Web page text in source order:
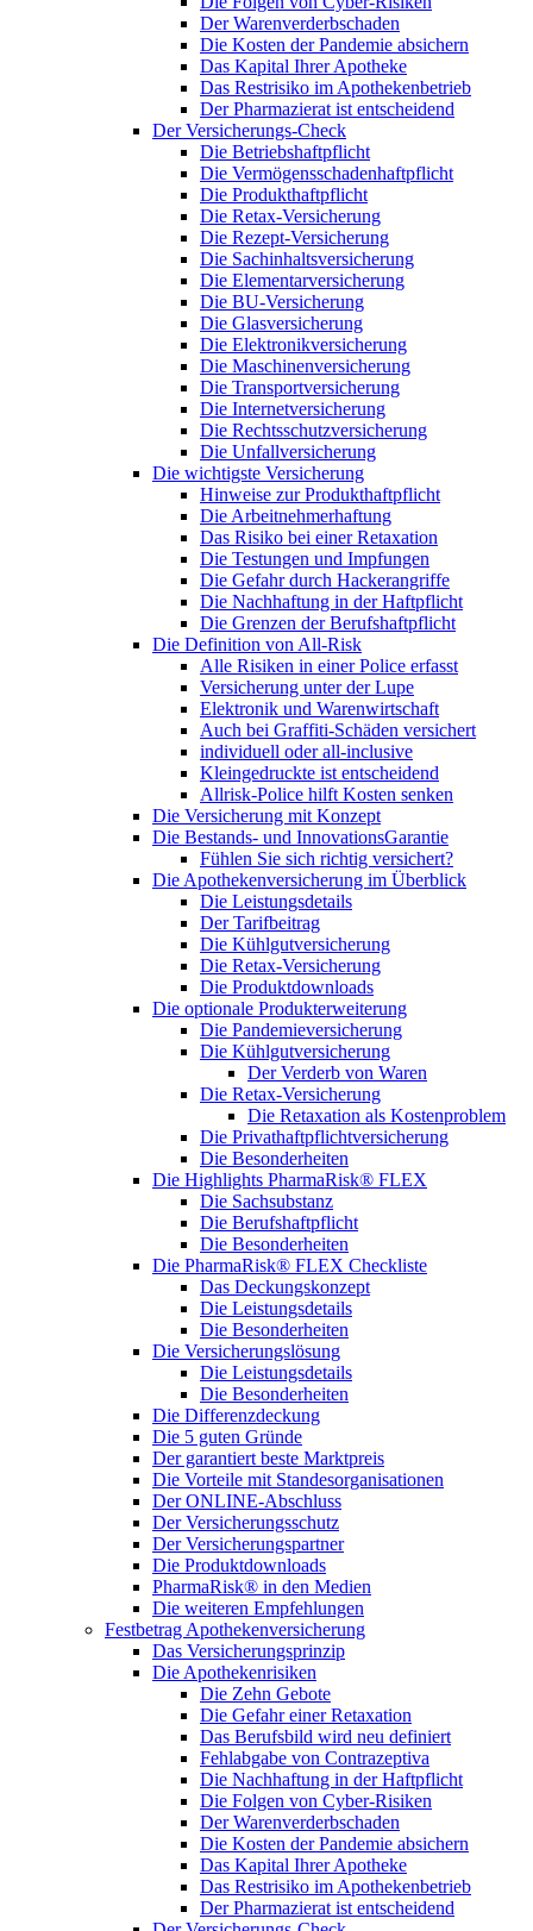
Der Warenverderbschaden
Die Kosten der Pandemie absichern
Das Kapital Ihrer Apotheke
Das Restrisiko im Apothekenbetrieb
Der Pharmazierat ist entscheidend
Der Versicherungs-Check
Die Betriebshaftpflicht
Die Vermögensschadenhaftpflicht
Die Produkthaftpflicht
Die Retax-Versicherung
Die Rezept-Versicherung
Die Sachinhaltsversicherung
Die Elementarversicherung
Die BU-Versicherung
Die Glasversicherung
Die Elektronikversicherung
Die Maschinenversicherung
Die Transportversicherung
Die Internetversicherung
Die Rechtsschutzversicherung
Die Unfallversicherung
Die wichtigste Versicherung
Hinweise zur Produkthaftpflicht
Die Arbeitnehmerhaftung
Das Risiko bei einer Retaxation
Die Testungen und Impfungen
Die Gefahr durch Hackerangriffe
Die Nachhaftung in der Haftpflicht
Die Grenzen der Berufshaftpflicht
Die Definition von All-Risk
Alle Risiken in einer Police erfasst
Versicherung unter der Lupe
Elektronik und Warenwirtschaft
Auch bei Graffiti-Schäden versichert
individuell oder all-inclusive
Kleingedruckte ist entscheidend
Allrisk-Police hilft Kosten senken
Die Versicherung mit Konzept
Die Bestands- und InnovationsGarantie
Fühlen Sie sich richtig versichert?
Die Apothekenversicherung im Überblick
Die Leistungsdetails
Der Tarifbeitrag
Die Kühlgutversicherung
Die Retax-Versicherung
Die Produktdownloads
Die optionale Produkterweiterung
Die Pandemieversicherung
Die Kühlgutversicherung
Der Verderb von Waren
Die Retax-Versicherung
Die Retaxation als Kostenproblem
Die Privathaftpflichtversicherung
Die Besonderheiten
Die Highlights PharmaRisk® FLEX
Die Sachsubstanz
Die Berufshaftpflicht
Die Besonderheiten
Die PharmaRisk® FLEX Checkliste
Das Deckungskonzept
Die Leistungsdetails
Die Besonderheiten
Die Versicherungslösung
Die Leistungsdetails
Die Besonderheiten
Die Differenzdeckung
Die 5 guten Gründe
Der garantiert beste Marktpreis
Die Vorteile mit Standesorganisationen
Der ONLINE-Abschluss
Der Versicherungsschutz
Der Versicherungspartner
Die Produktdownloads
PharmaRisk® in den Medien
Die weiteren Empfehlungen
Festbetrag Apothekenversicherung
Das Versicherungsprinzip
Die Apothekenrisiken
Die Zehn Gebote
Die Gefahr einer Retaxation
Das Berufsbild wird neu definiert
Fehlabgabe von Contrazeptiva
Die Nachhaftung in der Haftpflicht
Die Folgen von Cyber-Risiken
Der Warenverderbschaden
Die Kosten der Pandemie absichern
Das Kapital Ihrer Apotheke
Das Restrisiko im Apothekenbetrieb
Der Pharmazierat ist entscheidend